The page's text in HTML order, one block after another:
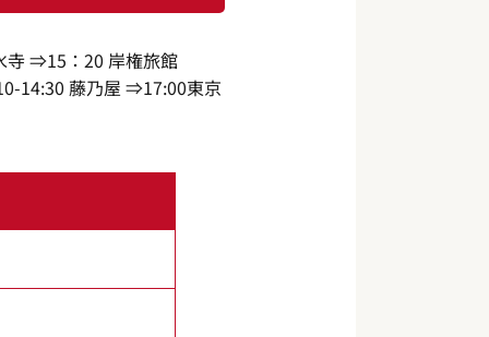
寺 ⇒15：20 岸権旅館
14:30 藤乃屋 ⇒17:00東京